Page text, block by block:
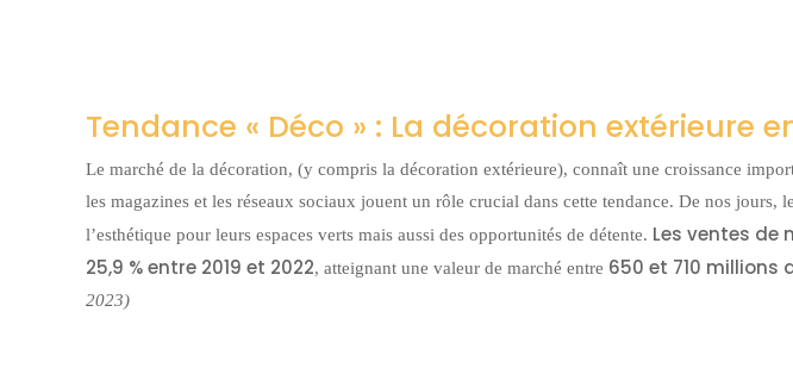
Tendance « Déco » : La décoration extérieure
Le marché de la décoration, (y compris la décoration extérieure), connaît une croissance
les magazines et les réseaux sociaux jouent un rôle crucial dans cette tendance. De nos jours,
l’esthétique pour leurs espaces verts mais aussi des opportunités de détente. Les ventes de
25,9 % entre 2019 et 2022, atteignant une valeur de marché entre 650 et 710 millions
2023)